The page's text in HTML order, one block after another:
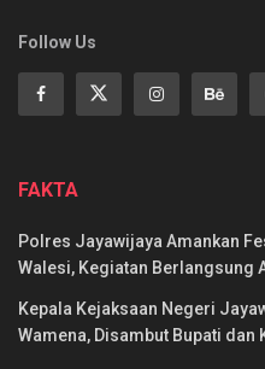
Follow Us
FAKTA
Polres Jayawijaya Amankan
Walesi, Kegiatan Berlangsung
Kepala Kejaksaan Negeri
Wamena, Disambut Bupati dan